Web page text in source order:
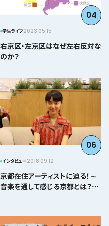
04
学生ライフ2023.05.15
右京区・左京区はなぜ左右反対な
のか？
06
インタビュー2018.09.12
京都在住アーティストに迫る！～
音楽を通して感じる京都とは？＠